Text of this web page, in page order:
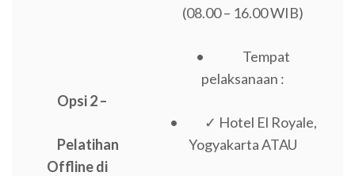
Opsi 2 –
Pelatihan
Offline di
(08.00 – 16.00 WIB)
• Tempat
pelaksanaan :
• ✓ Hotel El Royale,
Yogyakarta ATAU